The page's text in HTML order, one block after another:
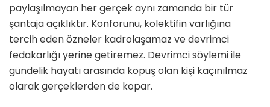
paylaşılmayan her gerçek aynı zamanda bir tür
şantaja açıklıktır. Konforunu, kolektifin varlığına
tercih eden özneler kadrolaşamaz ve devrimci
fedakarlığı yerine getiremez. Devrimci söylemi ile
gündelik hayatı arasında kopuş olan kişi kaçınılmaz
olarak gerçeklerden de kopar.